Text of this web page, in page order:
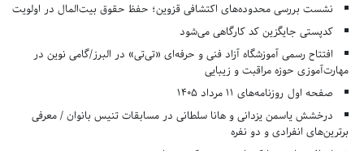
نشست بررسی محدوده‌های اکتشافی قزوین؛ حفظ حقوق بیت‌المال در اولویت
کدپستی جایگزین کد کارگاهی می‌شود
افتتاح رسمی آموزشگاه آزاد فنی و حرفه‌ای «تی‌تی» در البرز/گامی نوین در
مهارت‌آموزی حوزه مراقبت و زیبایی
صفحه اول روزنامه‌های 11 مرداد 1405
درخشش یاسمن یزدانی و هانا سلطانی در مسابقات تنیس بانوان / معرفی
برترین‌های انفرادی و دو نفره